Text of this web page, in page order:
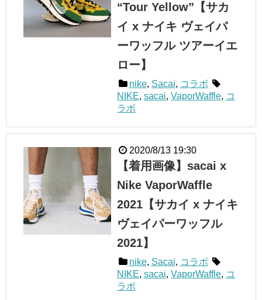
“Tour Yellow”【サカ
イ x ナイキ ヴェイパ
ーワッフル ツアーイエ
ロー】
nike, Sacai, コラボ
NIKE, sacai, VaporWaffle, コ
ラボ
2020/8/13 19:30
【着用画像】sacai x
Nike VaporWaffle
2021【サカイ x ナイキ
ヴェイパーワッフル
2021】
nike, Sacai, コラボ
NIKE, sacai, VaporWaffle, コ
ラボ